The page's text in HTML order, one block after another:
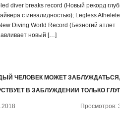
diver breaks record (Новый рекорд
с инвалидностью); Legless Athelete
Diving World Record (Безногий атлет
новый […]
ЧЕЛОВЕК МОЖЕТ
В ЗАБЛУЖДЕНИИ ТОЛЬКО
Просмотров: